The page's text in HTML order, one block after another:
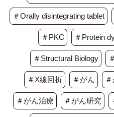
＃Orally disintegrating tablet
＃PKC ＃Protein
＃Structural Biology
＃X線回折 ＃がん
＃がん治療 ＃がん研究